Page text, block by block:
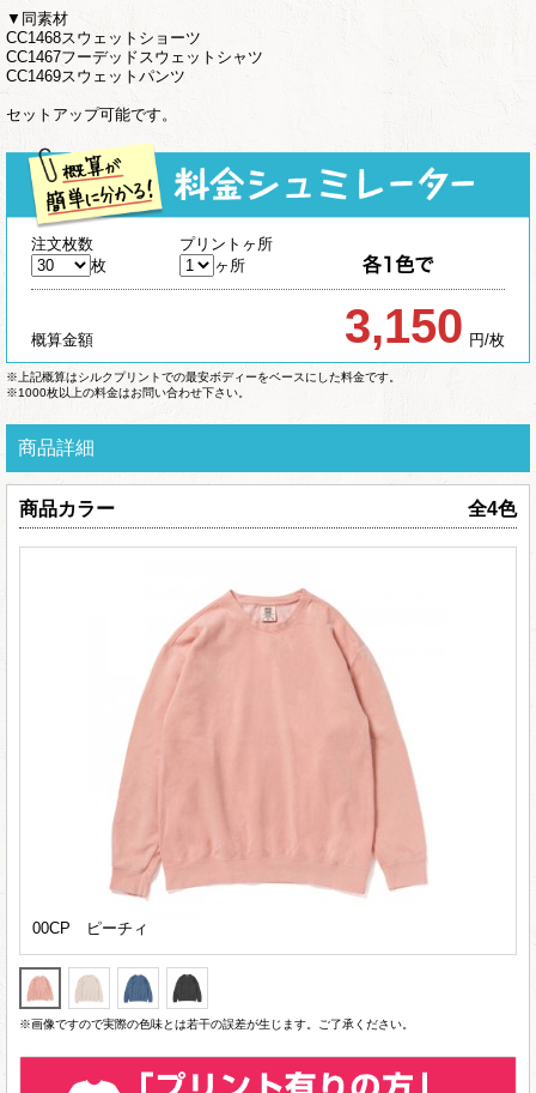
▼同素材
CC1468スウェットショーツ
CC1467フーデッドスウェットシャツ
CC1469スウェットパンツ
セットアップ可能です。
注文枚数
プリントヶ所
枚
ヶ所
概算金額 3,150 円/枚
※上記概算はシルクプリントでの最安ボディーをベースにした料金です。
※1000枚以上の料金はお問い合わせ下さい。
商品詳細
商品カラー 全4色
00CP ピーチィ
※画像ですので実際の色味とは若干の誤差が生じます。ご了承ください。